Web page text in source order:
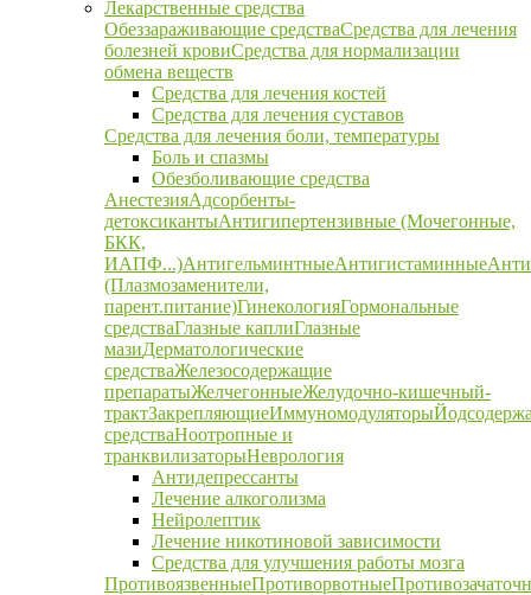
Лекарственные средства
Обеззараживающие средстваСредства для лечения
болезней кровиСредства для нормализации
обмена веществ
Средства для лечения костей
Средства для лечения суставов
Средства для лечения боли, температуры
Боль и спазмы
Обезболивающие средства
АнестезияАдсорбенты-
детоксикантыАнтигипертензивные (Мочегонные,
БКК,
ИАПФ...)АнтигельминтныеАнтигистаминные
(Плазмозаменители,
парент.питание)ГинекологияГормональные
средстваГлазные каплиГлазные
мазиДерматологические
средстваЖелезосодержащие
препаратыЖелчегонныеЖелудочно-кишечный-
трактЗакрепляющиеИммуномодуляторы
средстваНоотропные и
транквилизаторыНеврология
Антидепрессанты
Лечение алкоголизма
Нейролептик
Лечение никотиновой зависимости
Средства для улучшения работы мозга
ПротивоязвенныеПротиворвотные